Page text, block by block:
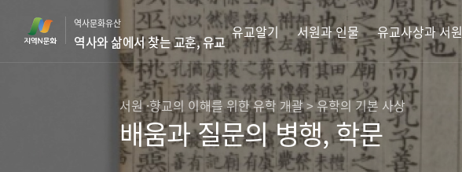
역사문화유산
역사와 삶에서 찾는 교훈, 유교
유교알기 서원과 인물 유교사상과 서원
서원 ·향교의 이해를 위한 유학 개괄 > 유학의 기본 사상
배움과 질문의 병행, 학문